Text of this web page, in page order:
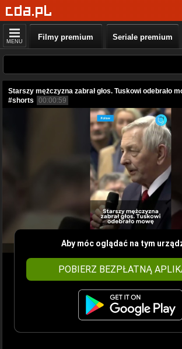
MENU Filmy premium Seriale premium
Starszy mężczyzna zabrał głos. Tuskowi odebrało
#shorts
00:00:59
Aby móc oglądać na tym
POBIERZ BEZPŁATNĄ